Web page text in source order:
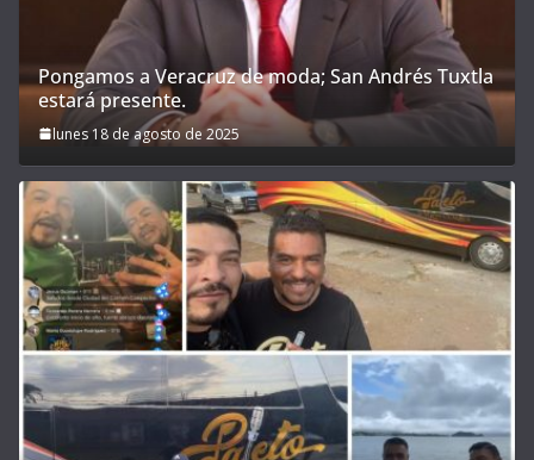
Pongamos a Veracruz de moda; San Andrés Tuxtla
estará presente.
lunes 18 de agosto de 2025